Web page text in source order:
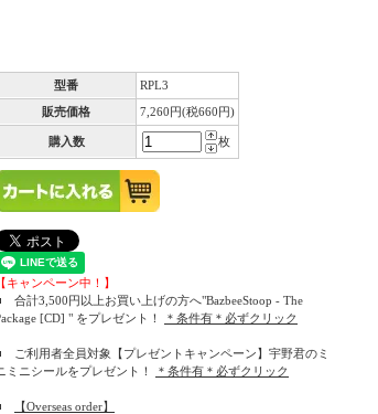
型番
RPL3
販売価格
7,260円(税660円)
購入数 枚
【キャンペーン中！】
合計3,500円以上お買い上げの方へ"BazbeeStoop - The
[CD] " をプレゼント！
＊条件有＊必ずクリック
ご利用者全員対象【プレゼントキャンペーン】宇野君のミ
ミニシールをプレゼント！
＊条件有＊必ずクリック
【Overseas order】